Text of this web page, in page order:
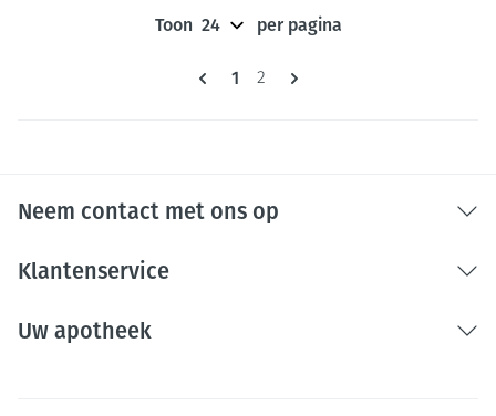
Pagina's
U lees momenteel pagina
1 Pagina
2
Toon per pagina
Neem contact met ons op
Klantenservice
Uw apotheek